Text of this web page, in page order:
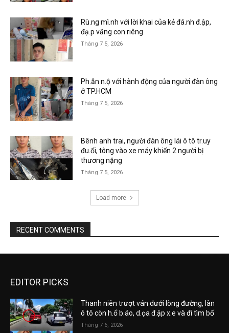
Rù.ng mì.nh với lời khai của kẻ đá.nh đ.ập,
đạ.p văng con riêng
Tháng 7 5, 2026
Ph.ẫn n.ộ với hành động của người đàn ông
ở TP.HCM
Tháng 7 5, 2026
Bênh anh trai, người đàn ông lái ô tô tr.uy
đu.ổi, tông vào xe máy khiến 2 người bị
thương nặng
Tháng 7 5, 2026
Load more
RECENT COMMENTS
EDITOR PICKS
Thanh niên trượt ván dưới lòng đường, làn
ô tô còn h.ổ b.áo, d.ọa đ.ập x.e và đi tìm bố
Tháng 7 6, 2026